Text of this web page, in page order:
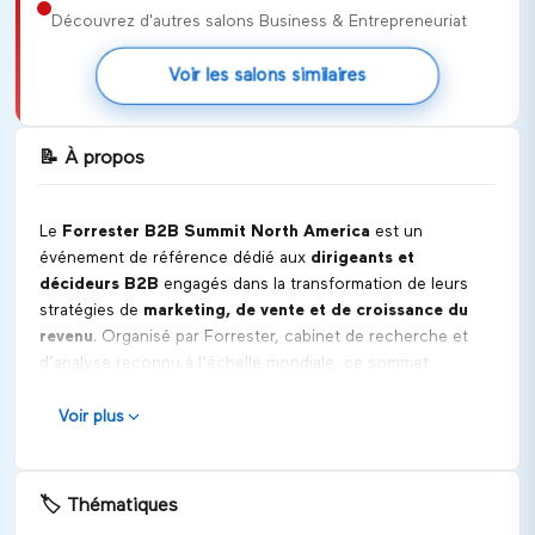
Découvrez d'autres salons Business & Entrepreneuriat
Voir les salons similaires
📝 À propos
Le Forrester B2B Summit North America est un
événement de référence dédié aux dirigeants et
décideurs B2B engagés dans la transformation de leurs
stratégies de marketing, de vente et de croissance du
revenu. Organisé par Forrester, cabinet de recherche et
d’analyse reconnu à l’échelle mondiale, ce sommet
d’expérience concrets pour accompagner les entreprises
acheteurs B2B plus autonomes, plus informés et plus
Voir plus
🏷️ Thématiques